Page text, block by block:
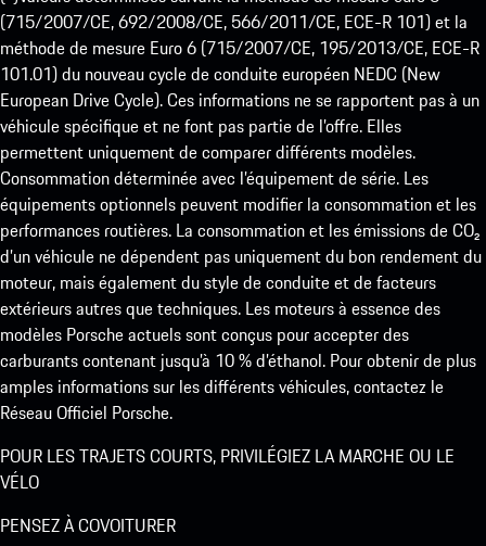
(715/2007/CE, 692/2008/CE, 566/2011/CE, ECE-R 101) et la
méthode de mesure Euro 6 (715/2007/CE, 195/2013/CE, ECE-R
101.01) du nouveau cycle de conduite européen NEDC (New
European Drive Cycle). Ces informations ne se rapportent pas à un
véhicule spécifique et ne font pas partie de l’offre. Elles
permettent uniquement de comparer différents modèles.
Consommation déterminée avec l’équipement de série. Les
équipements optionnels peuvent modifier la consommation et les
performances routières. La consommation et les émissions de CO₂
d’un véhicule ne dépendent pas uniquement du bon rendement du
moteur, mais également du style de conduite et de facteurs
extérieurs autres que techniques. Les moteurs à essence des
modèles Porsche actuels sont conçus pour accepter des
carburants contenant jusqu’à 10 % d’éthanol. Pour obtenir de plus
amples informations sur les différents véhicules, contactez le
Réseau Officiel Porsche.
POUR LES TRAJETS COURTS, PRIVILÉGIEZ LA MARCHE OU LE
VÉLO
PENSEZ À COVOITURER